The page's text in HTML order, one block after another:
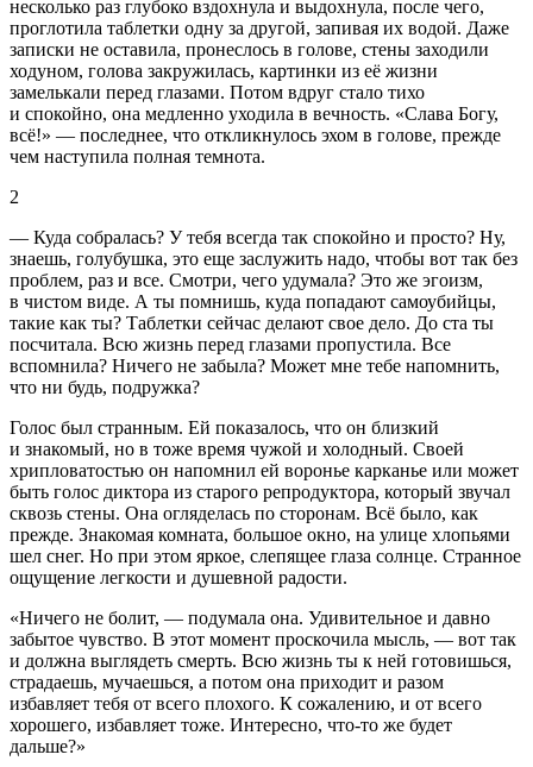
несколько раз глубоко вздохнула и выдохнула, после чего,
проглотила таблетки одну за другой, запивая их водой. Даже
записки не оставила, пронеслось в голове, стены заходили
ходуном, голова закружилась, картинки из её жизни
замелькали перед глазами. Потом вдруг стало тихо
и спокойно, она медленно уходила в вечность. «Слава Богу,
всё!» — последнее, что откликнулось эхом в голове, прежде
чем наступила полная темнота.
2
— Куда собралась? У тебя всегда так спокойно и просто? Ну,
знаешь, голубушка, это еще заслужить надо, чтобы вот так без
проблем, раз и все. Смотри, чего удумала? Это же эгоизм,
в чистом виде. А ты помнишь, куда попадают самоубийцы,
такие как ты? Таблетки сейчас делают свое дело. До ста ты
посчитала. Всю жизнь перед глазами пропустила. Все
вспомнила? Ничего не забыла? Может мне тебе напомнить,
что ни будь, подружка?
Голос был странным. Ей показалось, что он близкий
и знакомый, но в тоже время чужой и холодный. Своей
хрипловатостью он напомнил ей воронье карканье или может
быть голос диктора из старого репродуктора, который звучал
сквозь стены. Она огляделась по сторонам. Всё было, как
прежде. Знакомая комната, большое окно, на улице хлопьями
шел снег. Но при этом яркое, слепящее глаза солнце. Странное
ощущение легкости и душевной радости.
«Ничего не болит, — подумала она. Удивительное и давно
забытое чувство. В этот момент проскочила мысль, — вот так
и должна выглядеть смерть. Всю жизнь ты к ней готовишься,
страдаешь, мучаешься, а потом она приходит и разом
избавляет тебя от всего плохого. К сожалению, и от всего
хорошего, избавляет тоже. Интересно, что-то же будет
дальше?»